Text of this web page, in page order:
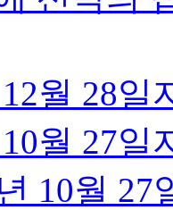
월 28일
월 27일
10월 27